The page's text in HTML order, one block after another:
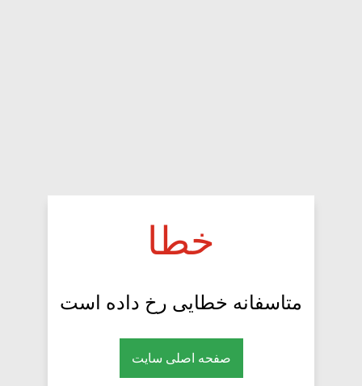
خطا
متاسفانه خطایی رخ داده است
صفحه اصلی سایت